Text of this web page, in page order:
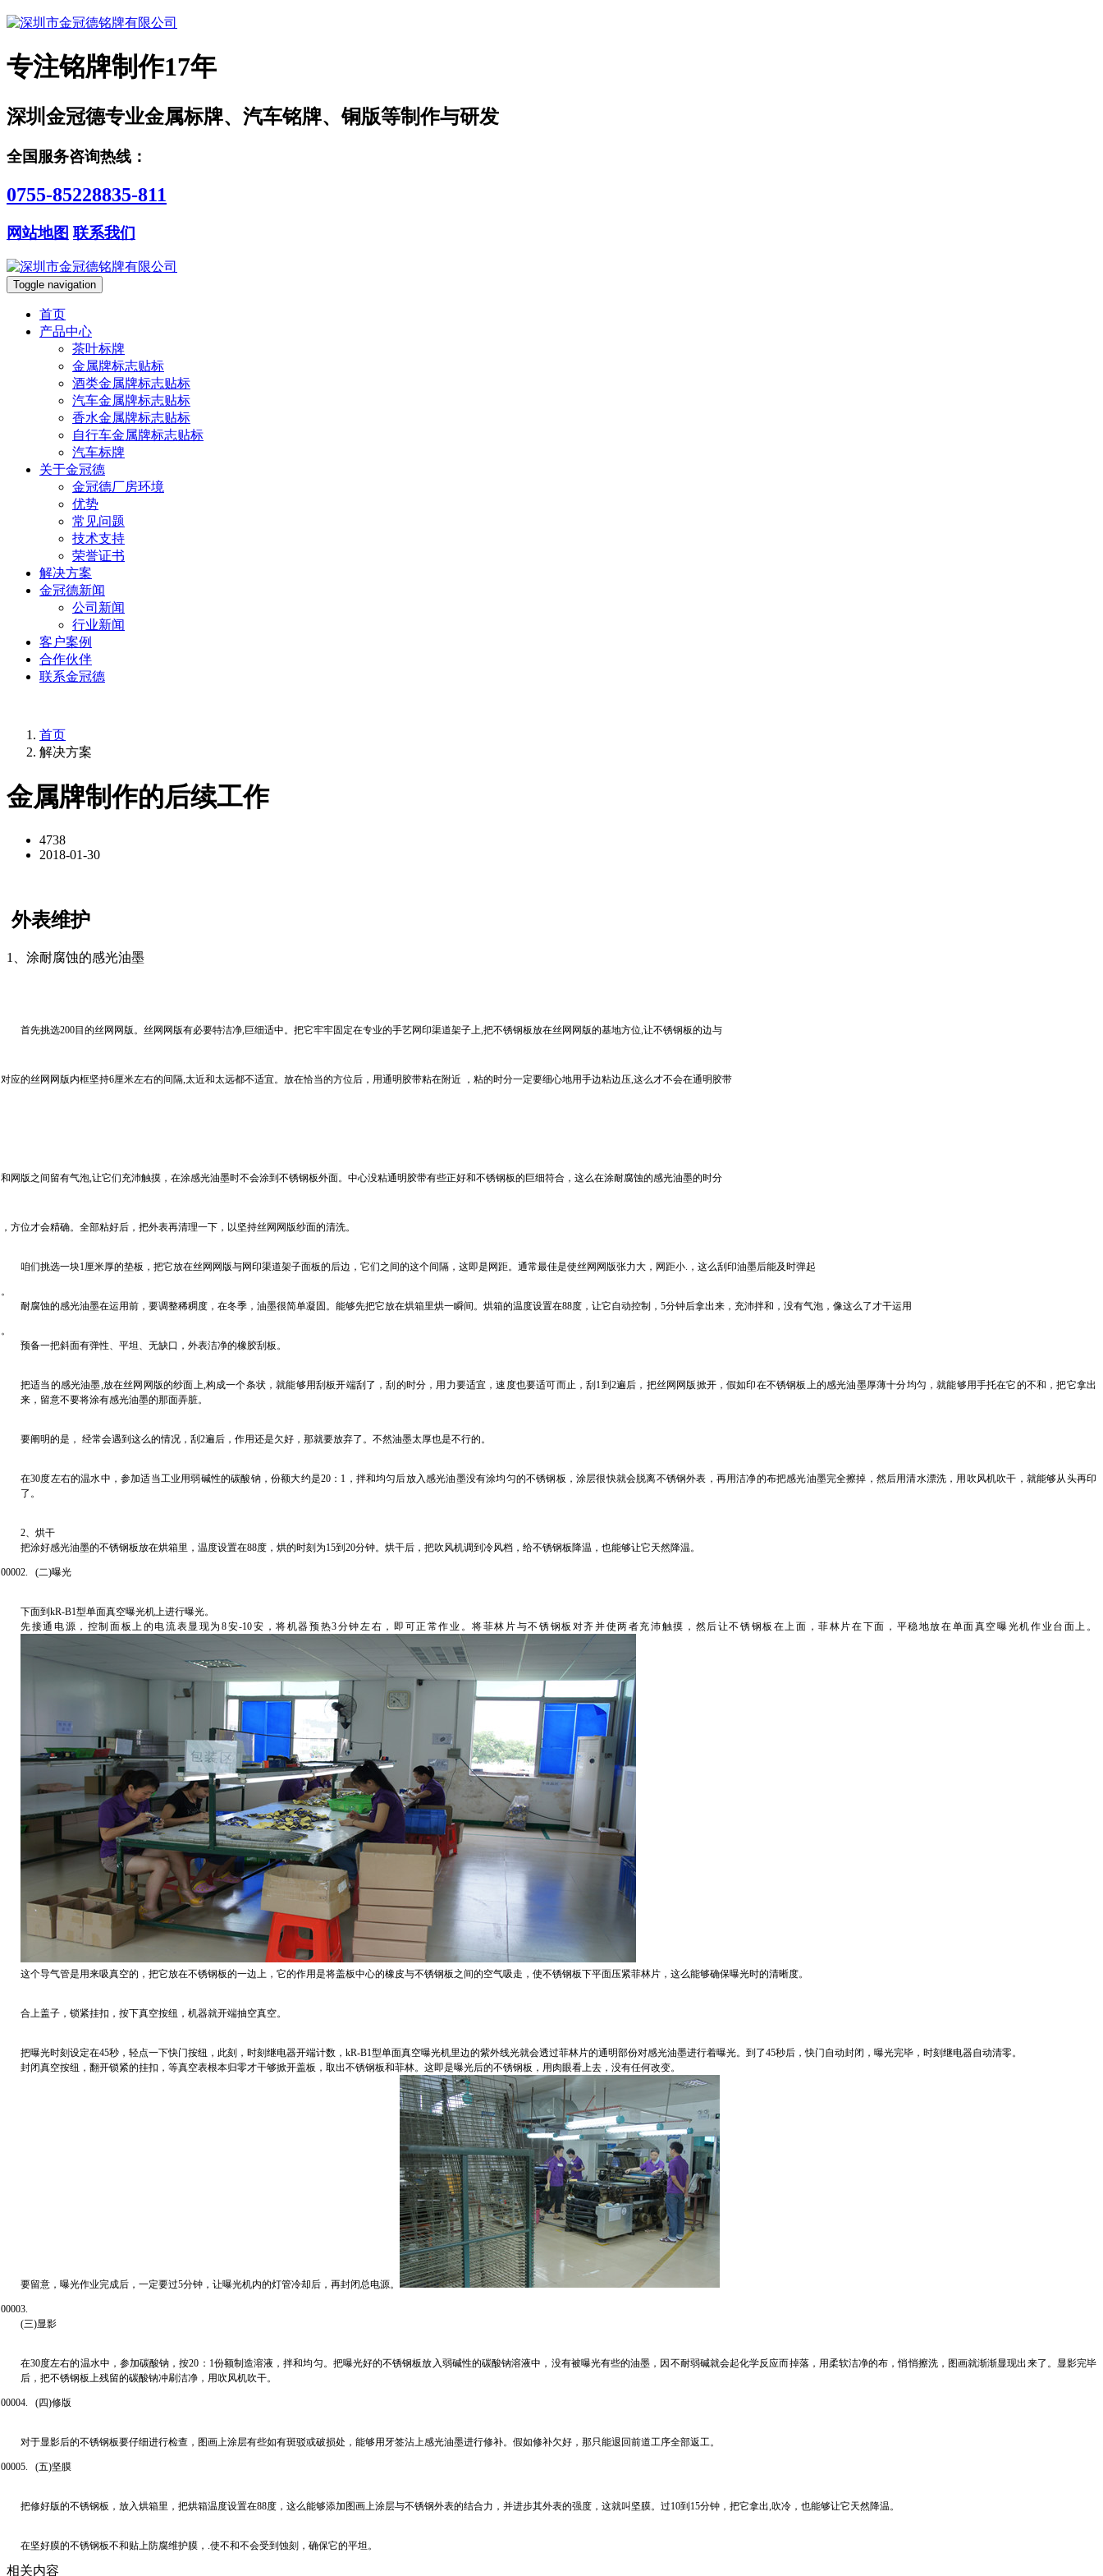
专注铭牌制作17年
深圳金冠德专业金属标牌、汽车铭牌、铜版等制作与研发
全国服务咨询热线：
0755-85228835-811
网站地图 联系我们
Toggle navigation
首页
产品中心
茶叶标牌
金属牌标志贴标
酒类金属牌标志贴标
汽车金属牌标志贴标
香水金属牌标志贴标
自行车金属牌标志贴标
汽车标牌
关于金冠德
金冠德厂房环境
优势
常见问题
技术支持
荣誉证书
解决方案
金冠德新闻
公司新闻
行业新闻
客户案例
合作伙伴
联系金冠德
首页
解决方案
金属牌制作的后续工作
4738
2018-01-30
外表维护
1、涂耐腐蚀的感光油墨
首先挑选200目的丝网网版。丝网网版有必要特洁净,巨细适中。把它牢牢固定在专业的手艺网印渠道架子上,把不锈钢板放在丝网网版的基地方位,让不锈钢板的边与
对应的丝网网版内框坚持6厘米左右的间隔,太近和太远都不适宜。放在恰当的方位后，用通明胶带粘在附近 ，粘的时分一定要细心地用手边粘边压,这么才不会在通明胶带
和网版之间留有气泡,让它们充沛触摸，在涂感光油墨时不会涂到不锈钢板外面。中心没粘通明胶带有些正好和不锈钢板的巨细符合，这么在涂耐腐蚀的感光油墨的时分
，方位才会精确。全部粘好后，把外表再清理一下，以坚持丝网网版纱面的清洗。
咱们挑选一块1厘米厚的垫板，把它放在丝网网版与网印渠道架子面板的后边，它们之间的这个间隔，这即是网距。通常最佳是使丝网网版张力大，网距小.，这么刮印油墨后能及时弹起
。
耐腐蚀的感光油墨在运用前，要调整稀稠度，在冬季，油墨很简单凝固。能够先把它放在烘箱里烘一瞬间。烘箱的温度设置在88度，让它自动控制，5分钟后拿出来，充沛拌和，没有气泡，像这么了才干运用
。
预备一把斜面有弹性、平坦、无缺口，外表洁净的橡胶刮板。
把适当的感光油墨,放在丝网网版的纱面上,构成一个条状，就能够用刮板开端刮了，刮的时分，用力要适宜，速度也要适可而止，刮1到2遍后，把丝网网版掀开，假如印在不锈钢板上的感光油墨厚薄十分均匀，就能够用手托在它的不和，把它拿出
来，留意不要将涂有感光油墨的那面弄脏。
要阐明的是， 经常会遇到这么的情况，刮2遍后，作用还是欠好，那就要放弃了。不然油墨太厚也是不行的。
在30度左右的温水中，参加适当工业用弱碱性的碳酸钠，份额大约是20：1，拌和均匀后放入感光油墨没有涂均匀的不锈钢板，涂层很快就会脱离不锈钢外表，再用洁净的布把感光油墨完全擦掉，然后用清水漂洗，用吹风机吹干，就能够从头再印
了。
2、烘干
把涂好感光油墨的不锈钢板放在烘箱里，温度设置在88度，烘的时刻为15到20分钟。烘干后，把吹风机调到冷风档，给不锈钢板降温，也能够让它天然降温。
00002. (二)曝光
下面到kR-B1型单面真空曝光机上进行曝光。
先接通电源，控制面板上的电流表显现为8安-10安，将机器预热3分钟左右，即可正常作业。将菲林片与不锈钢板对齐并使两者充沛触摸，然后让不锈钢板在上面，菲林片在下面，平稳地放在单面真空曝光机作业台面上。
这个导气管是用来吸真空的，把它放在不锈钢板的一边上，它的作用是将盖板中心的橡皮与不锈钢板之间的空气吸走，使不锈钢板下平面压紧菲林片，这么能够确保曝光时的清晰度。
合上盖子，锁紧挂扣，按下真空按纽，机器就开端抽空真空。
把曝光时刻设定在45秒，轻点一下快门按纽，此刻，时刻继电器开端计数，kR-B1型单面真空曝光机里边的紫外线光就会透过菲林片的通明部份对感光油墨进行着曝光。到了45秒后，快门自动封闭，曝光完毕，时刻继电器自动清零。
封闭真空按纽，翻开锁紧的挂扣，等真空表根本归零才干够掀开盖板，取出不锈钢板和菲林。这即是曝光后的不锈钢板，用肉眼看上去，没有任何改变。
要留意，曝光作业完成后，一定要过5分钟，让曝光机内的灯管冷却后，再封闭总电源。
00003.
(三)显影
在30度左右的温水中，参加碳酸钠，按20：1份额制造溶液，拌和均匀。把曝光好的不锈钢板放入弱碱性的碳酸钠溶液中，没有被曝光有些的油墨，因不耐弱碱就会起化学反应而掉落，用柔软洁净的布，悄悄擦洗，图画就渐渐显现出来了。显影完毕
后，把不锈钢板上残留的碳酸钠冲刷洁净，用吹风机吹干。
00004. (四)修版
对于显影后的不锈钢板要仔细进行检查，图画上涂层有些如有斑驳或破损处，能够用牙签沾上感光油墨进行修补。假如修补欠好，那只能退回前道工序全部返工。
00005. (五)坚膜
把修好版的不锈钢板，放入烘箱里，把烘箱温度设置在88度，这么能够添加图画上涂层与不锈钢外表的结合力，并进步其外表的强度，这就叫坚膜。过10到15分钟，把它拿出,吹冷，也能够让它天然降温。
在坚好膜的不锈钢板不和贴上防腐维护膜，.使不和不会受到蚀刻，确保它的平坦。
相关内容